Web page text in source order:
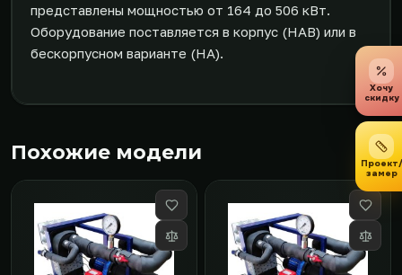
представлены мощностью от 164 до 506 кВт.
Оборудование поставляется в корпус (HAB) или в
бескорпусном варианте (HA).
Похожие модели
Хочу
скидку
Проект/
замер